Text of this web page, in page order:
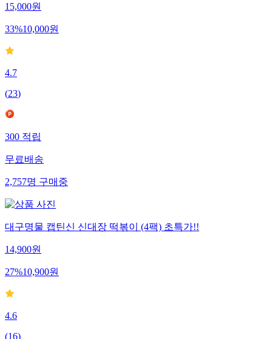
15,000원
33%10,000원
4.7
(23)
300 적립
무료배송
2,757명 구매중
대구명물 캡틴신 신대장 떡볶이 (4팩) 초특가!!
14,900원
27%10,900원
4.6
(16)